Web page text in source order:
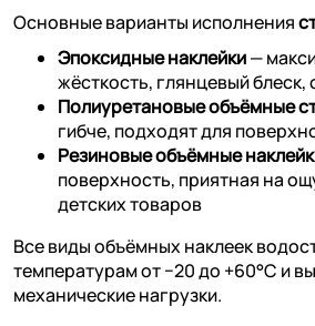
Основные варианты исполнения
Эпоксидные наклейки—
жёсткость, глянцевый блеск,
Полиуретановые объёмные
гибче, подходят для
Резиновые объёмные
поверхность, приятная на
детских товаров
Все виды объёмных наклеек
температурам от −20 до +60°C и
механические нагрузки.